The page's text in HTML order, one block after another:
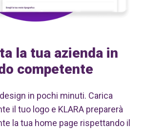
la tua azienda in
competente
in pochi minuti. Carica
il tuo logo e KLARA preparerà
la tua home page rispettando il